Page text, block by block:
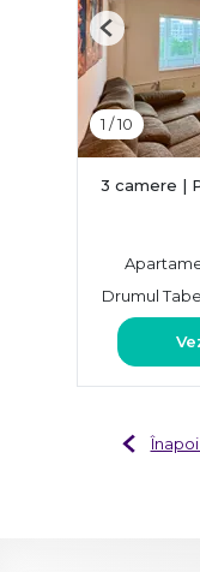
1 /10
Previous
3 camere |
Drumul